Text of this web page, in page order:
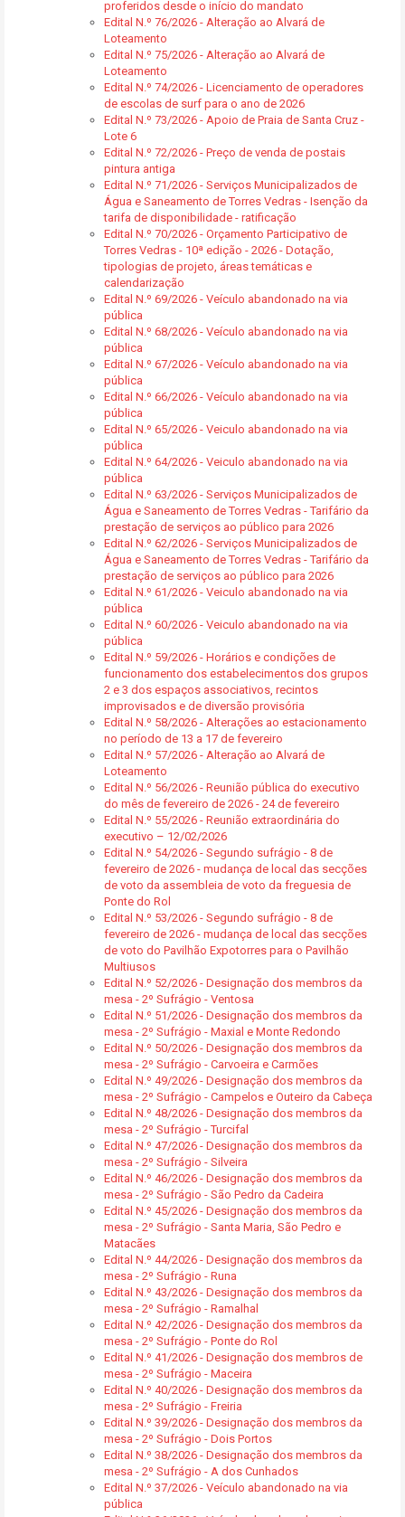
proferidos desde o início do mandato
Edital N.º 76/2026 - Alteração ao Alvará de
Loteamento
Edital N.º 75/2026 - Alteração ao Alvará de
Loteamento
Edital N.º 74/2026 - Licenciamento de operadores
de escolas de surf para o ano de 2026
Edital N.º 73/2026 - Apoio de Praia de Santa Cruz -
Lote 6
Edital N.º 72/2026 - Preço de venda de postais
pintura antiga
Edital N.º 71/2026 - Serviços Municipalizados de
Água e Saneamento de Torres Vedras - Isenção da
tarifa de disponibilidade - ratificação
Edital N.º 70/2026 - Orçamento Participativo de
Torres Vedras - 10ª edição - 2026 - Dotação,
tipologias de projeto, áreas temáticas e
calendarização
Edital N.º 69/2026 - Veículo abandonado na via
pública
Edital N.º 68/2026 - Veículo abandonado na via
pública
Edital N.º 67/2026 - Veículo abandonado na via
pública
Edital N.º 66/2026 - Veículo abandonado na via
pública
Edital N.º 65/2026 - Veiculo abandonado na via
pública
Edital N.º 64/2026 - Veiculo abandonado na via
pública
Edital N.º 63/2026 - Serviços Municipalizados de
Água e Saneamento de Torres Vedras - Tarifário da
prestação de serviços ao público para 2026
Edital N.º 62/2026 - Serviços Municipalizados de
Água e Saneamento de Torres Vedras - Tarifário da
prestação de serviços ao público para 2026
Edital N.º 61/2026 - Veiculo abandonado na via
pública
Edital N.º 60/2026 - Veiculo abandonado na via
pública
Edital N.º 59/2026 - Horários e condições de
funcionamento dos estabelecimentos dos grupos
2 e 3 dos espaços associativos, recintos
improvisados e de diversão provisória
Edital N.º 58/2026 - Alterações ao estacionamento
no período de 13 a 17 de fevereiro
Edital N.º 57/2026 - Alteração ao Alvará de
Loteamento
Edital N.º 56/2026 - Reunião pública do executivo
do mês de fevereiro de 2026 - 24 de fevereiro
Edital N.º 55/2026 - Reunião extraordinária do
executivo – 12/02/2026
Edital N.º 54/2026 - Segundo sufrágio - 8 de
fevereiro de 2026 - mudança de local das secções
de voto da assembleia de voto da freguesia de
Ponte do Rol
Edital N.º 53/2026 - Segundo sufrágio - 8 de
fevereiro de 2026 - mudança de local das secções
de voto do Pavilhão Expotorres para o Pavilhão
Multiusos
Edital N.º 52/2026 - Designação dos membros da
mesa - 2º Sufrágio - Ventosa
Edital N.º 51/2026 - Designação dos membros da
mesa - 2º Sufrágio - Maxial e Monte Redondo
Edital N.º 50/2026 - Designação dos membros da
mesa - 2º Sufrágio - Carvoeira e Carmões
Edital N.º 49/2026 - Designação dos membros da
mesa - 2º Sufrágio - Campelos e Outeiro da Cabeça
Edital N.º 48/2026 - Designação dos membros da
mesa - 2º Sufrágio - Turcifal
Edital N.º 47/2026 - Designação dos membros da
mesa - 2º Sufrágio - Silveira
Edital N.º 46/2026 - Designação dos membros da
mesa - 2º Sufrágio - São Pedro da Cadeira
Edital N.º 45/2026 - Designação dos membros da
mesa - 2º Sufrágio - Santa Maria, São Pedro e
Matacães
Edital N.º 44/2026 - Designação dos membros da
mesa - 2º Sufrágio - Runa
Edital N.º 43/2026 - Designação dos membros da
mesa - 2º Sufrágio - Ramalhal
Edital N.º 42/2026 - Designação dos membros da
mesa - 2º Sufrágio - Ponte do Rol
Edital N.º 41/2026 - Designação dos membros de
mesa - 2º Sufrágio - Maceira
Edital N.º 40/2026 - Designação dos membros da
mesa - 2º Sufrágio - Freiria
Edital N.º 39/2026 - Designação dos membros da
mesa - 2º Sufrágio - Dois Portos
Edital N.º 38/2026 - Designação dos membros da
mesa - 2º Sufrágio - A dos Cunhados
Edital N.º 37/2026 - Veículo abandonado na via
pública